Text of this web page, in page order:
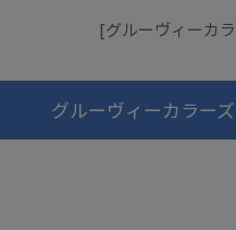
[グルーヴィーカ
グルーヴィーカラー